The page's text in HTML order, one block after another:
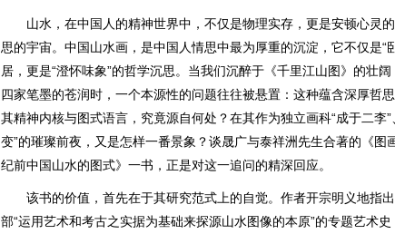
山水，在中国人的精神世界中，不仅是物理实存，更是安顿心灵
思的宇宙。中国山水画，是中国人情思中最为厚重的沉淀，它不仅是“
居，更是“澄怀味象”的哲学沉思。当我们沉醉于《千里江山图》的壮
四家笔墨的苍润时，一个本源性的问题往往被悬置：这种蕴含深厚哲思
其精神内核与图式语言，究竟源自何处？在其作为独立画科“成于二李”
变”的璀璨前夜，又是怎样一番景象？谈晟广与泰祥洲先生合著的《图
纪前中国山水的图式》一书，正是对这一追问的精深回应。
该书的价值，首先在于其研究范式上的自觉。作者开宗明义地指
部“运用艺术和考古之实据为基础来探源山水图像的本原”的专题艺术